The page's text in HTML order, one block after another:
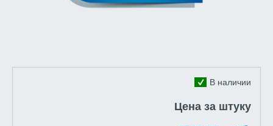
В наличии
Цена за штуку